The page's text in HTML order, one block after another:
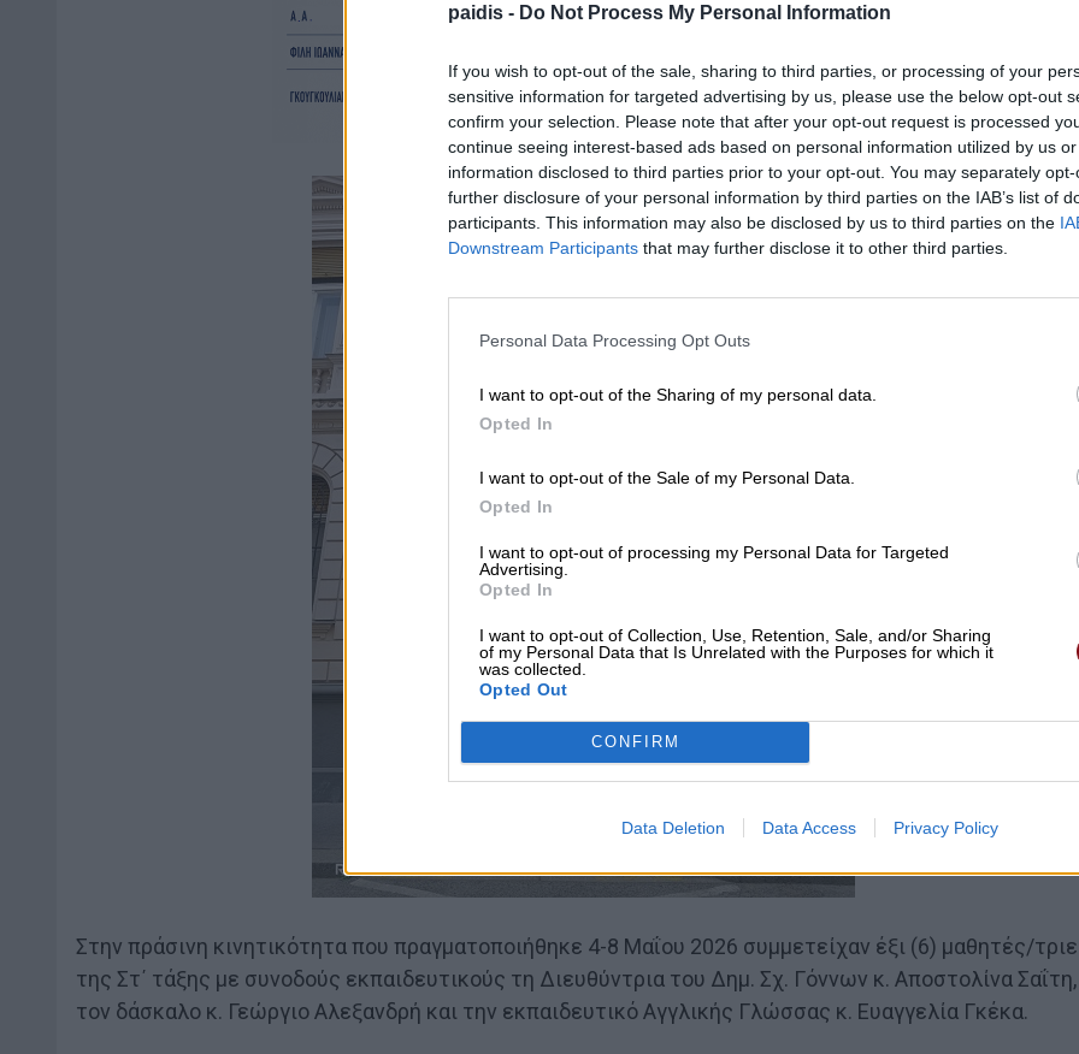
paidis - Do Not Process My Personal Information
If you wish to opt-out of the sale, sharing to third parties, or processing of your
sensitive information for targeted advertising by us, please use the below opt-out
confirm your selection. Please note that after your opt-out request is processed
continue seeing interest-based ads based on personal information utilized by us
information disclosed to third parties prior to your opt-out. You may separately
further disclosure of your personal information by third parties on the IAB’s list of
participants. This information may also be disclosed by us to third parties on the
Downstream Participants that may further disclose it to other third parties.
Personal Data Processing Opt Outs
I want to opt-out of the Sharing of my personal data.
Opted In
I want to opt-out of the Sale of my Personal Data.
Opted In
I want to opt-out of processing my Personal Data for Targeted
Advertising.
Opted In
I want to opt-out of Collection, Use, Retention, Sale, and/or Sharing
of my Personal Data that Is Unrelated with the Purposes for which it
was collected.
Opted Out
CONFIRM
Data Deletion Data Access Privacy Policy
Στην πράσινη κινητικότητα που πραγματοποιήθηκε 4-8 Μαΐου 2026 συμμετείχαν έξι (6) μαθητές/
της Στ΄ τάξης με συνοδούς εκπαιδευτικούς τη Διευθύντρια του Δημ. Σχ. Γόννων κ. Αποστολίνα Σαΐτη,
τον δάσκαλο κ. Γεώργιο Αλεξανδρή και την εκπαιδευτικό Αγγλικής Γλώσσας κ. Ευαγγελία Γκέκα.